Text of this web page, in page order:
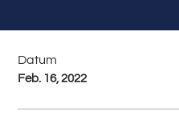
Datum
Feb. 16, 2022